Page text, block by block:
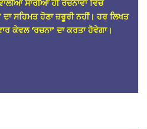
ਸਾਰੀਆਂ ਹੀ ਰਚਨਾਵਾਂ ਵਿਚ
ਦਾ ਸਹਿਮਤ ਹੋਣਾ ਜ਼ਰੂਰੀ ਨਹੀਂ। ਹਰ ਲਿਖਤ
ਕੇਵਲ ‘ਰਚਨਾ’ ਦਾ ਕਰਤਾ ਹੋਵੇਗਾ।